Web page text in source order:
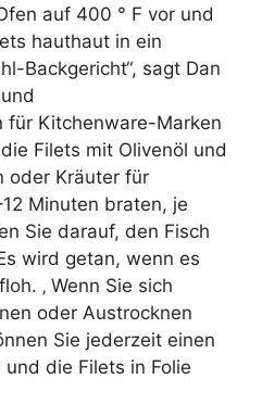
auf 400 ° F vor und
hauthaut in ein
Backgericht“, sagt Dan
für Kitchenware-Marken
Filets mit Olivenöl und
oder Kräuter für
Minuten braten, je
Sie darauf, den Fisch
wird getan, wenn es
‚ Wenn Sie sich
oder Austrocknen
Sie jederzeit einen
die Filets in Folie